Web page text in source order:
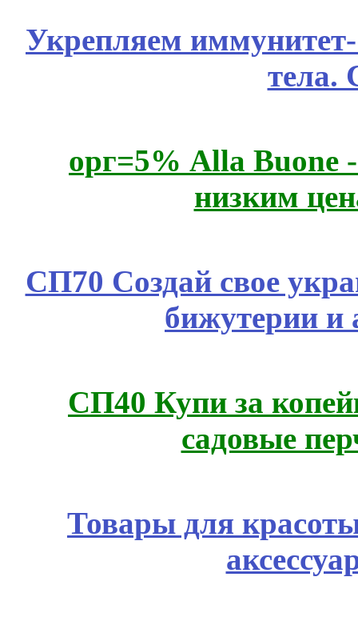
Укрепляем
тела.
орг=5% Alla Buone
низким
СП70 Создай свое
бижутерии и
СП40 Купи за
садовые
Товары для